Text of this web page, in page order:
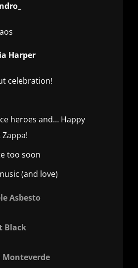
Harper
celebration!
heroes and… Happy
too soon
(and love)
Asbesto
Black
Monteverde